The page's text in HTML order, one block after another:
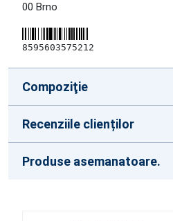
00 Brno
8595603575212
Compoziţie
Recenziile clienților
Produse asemanatoare.